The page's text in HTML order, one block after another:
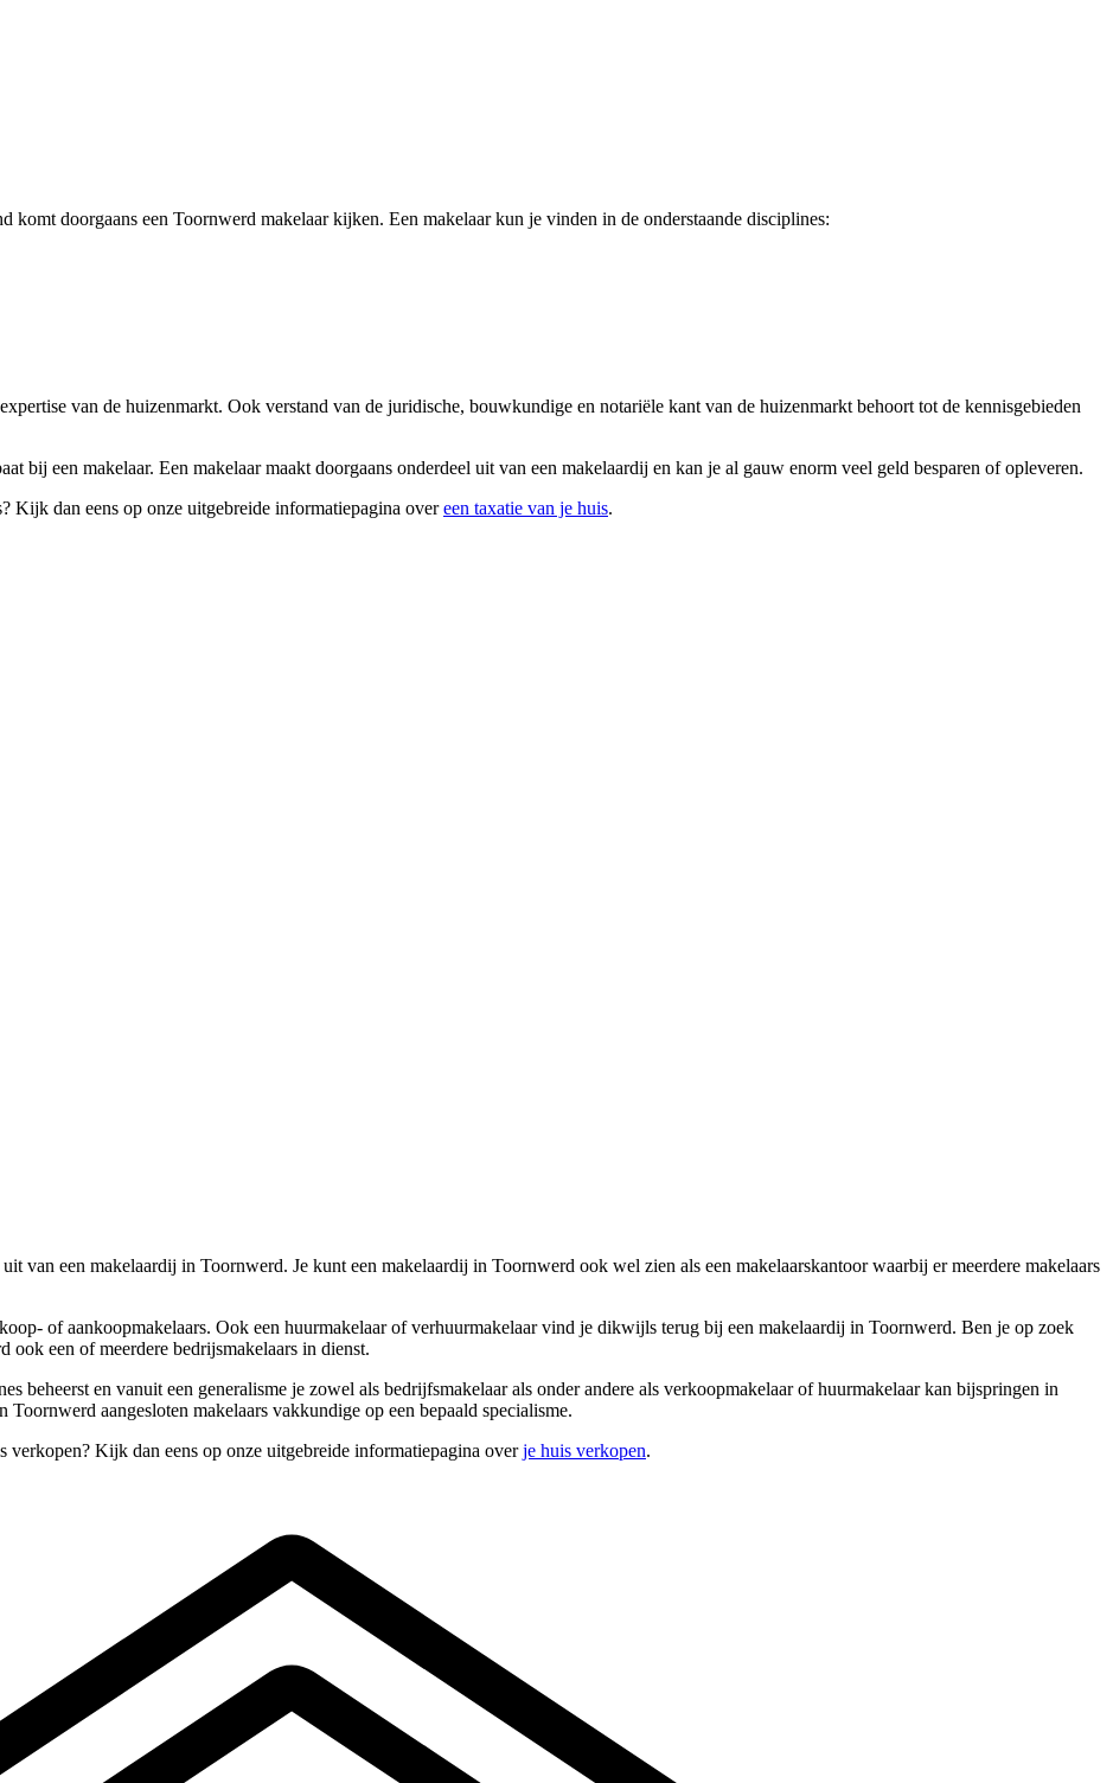
doorgaans een Toornwerd makelaar kijken. Een makelaar kun je vinden in de onderstaande disciplines:
van de huizenmarkt. Ook verstand van de juridische, bouwkundige en notariële kant van de huizenmarkt behoort tot de kennisgebieden
bij een makelaar. Een makelaar maakt doorgaans onderdeel uit van een makelaardij en kan je al gauw enorm veel geld besparen of opleveren.
Kijk dan eens op onze uitgebreide informatiepagina overeen taxatie van je huis.
van een makelaardij in Toornwerd. Je kunt een makelaardij in Toornwerd ook wel zien als een makelaarskantoor waarbij er meerdere makelaars
of aankoopmakelaars. Ook een huurmakelaar of verhuurmakelaar vind je dikwijls terug bij een makelaardij in Toornwerd. Ben je op zoek
ook een of meerdere bedrijsmakelaars in dienst.
beheerst en vanuit een generalisme je zowel als bedrijfsmakelaar als onder andere als verkoopmakelaar of huurmakelaar kan bijspringen in
aangesloten makelaars vakkundige op een bepaald specialisme.
Kijk dan eens op onze uitgebreide informatiepagina overje huis verkopen.